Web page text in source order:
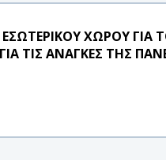
ΧΩΡΟΥ ΓΙΑ
ΤΙΣ ΑΝΑΓΚΕΣ ΤΗΣ